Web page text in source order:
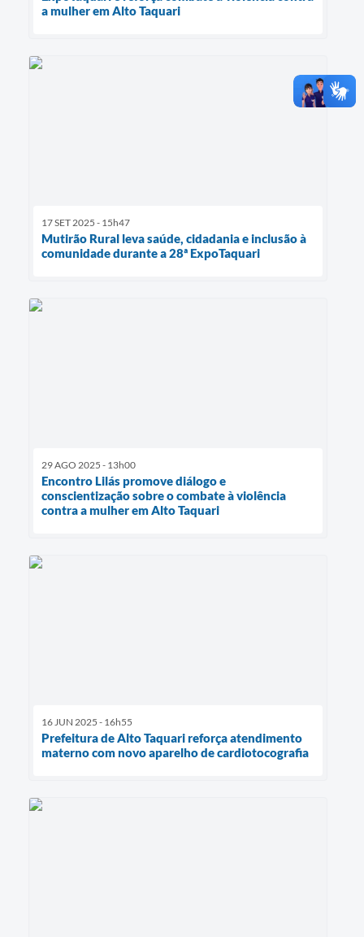
a mulher em Alto Taquari
17 SET 2025 - 15h47
Mutirão Rural leva saúde, cidadania e inclusão à
comunidade durante a 28ª ExpoTaquari
29 AGO 2025 - 13h00
Encontro Lilás promove diálogo e
conscientização sobre o combate à violência
contra a mulher em Alto Taquari
16 JUN 2025 - 16h55
Prefeitura de Alto Taquari reforça atendimento
materno com novo aparelho de cardiotocografia